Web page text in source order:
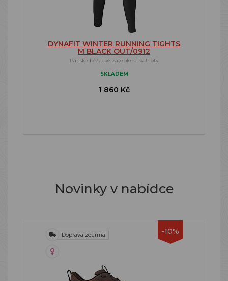
DYNAFIT WINTER RUNNING TIGHTS
M BLACK OUT/0912
Pánské běžecké zateplené kalhoty
SKLADEM
1 860 Kč
Novinky v nabídce
-10%
Doprava zdarma